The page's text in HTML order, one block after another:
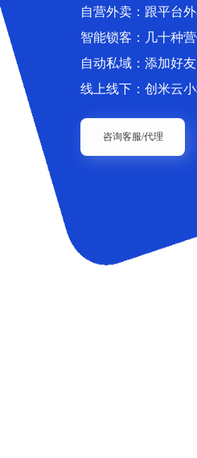
自营外卖：跟平台
智能锁客：几十种
自动私域：添加好
线上线下：创米云
咨询客服/代理